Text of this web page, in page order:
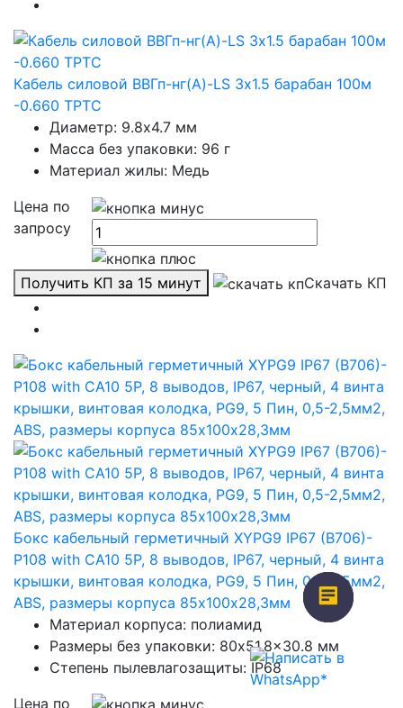
Кабель силовой ВВГп-нг(А)-LS 3х1.5 барабан 100м
-0.660 ТРТС
Диаметр: 9.8х4.7 мм
Масса без упаковки: 96 г
Материал жилы: Медь
Цена по
запросу
Получить КП за 15 минут Скачать КП
Бокс кабельный герметичный XYPG9 IP67 (B706)-
P108 with CA10 5P, 8 выводов, IP67, черный, 4 винта
крышки, винтовая колодка, PG9, 5 Пин, 0,5-2,5мм2,
ABS, размеры корпуса 85х100х28,3мм
Материал корпуса: полиамид
Размеры без упаковки: 80x51.8x30.8 мм
Степень пылевлагозащиты: IP68
Цена по